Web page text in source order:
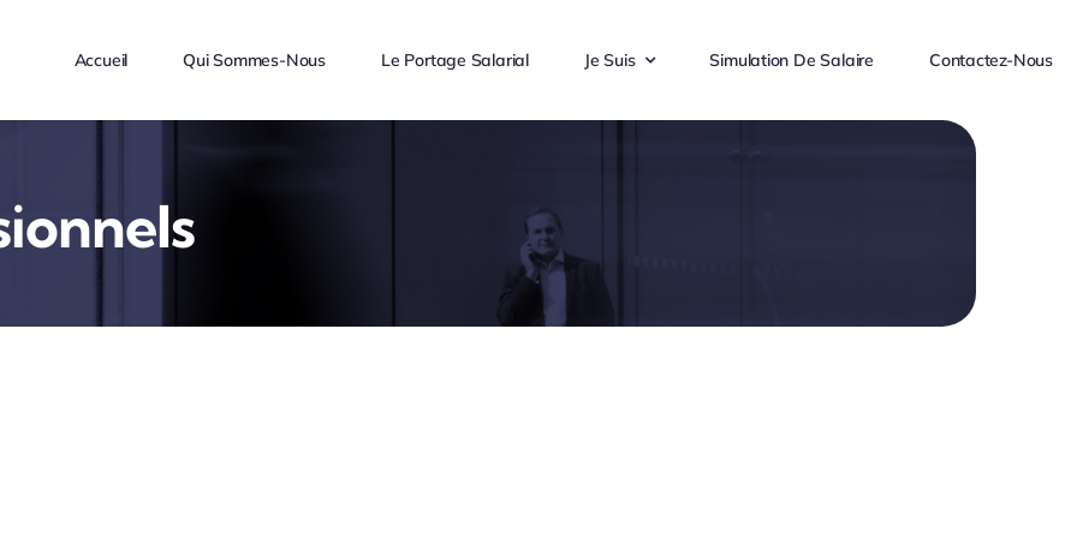
Accueil Qui Sommes-Nous Le Portage Salarial Je Suis Simulation De Salaire Contactez-Nous